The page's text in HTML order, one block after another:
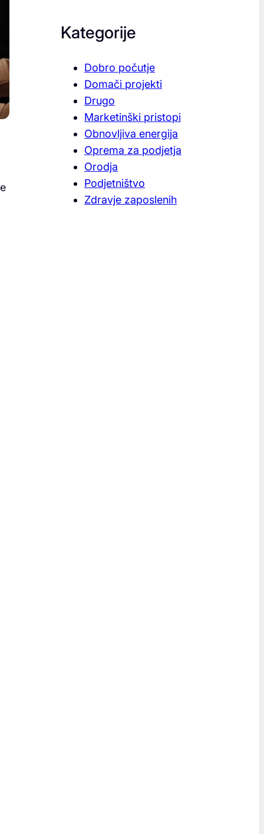
Kategorije
Dobro počutje
Domači projekti
Drugo
Marketinški pristopi
Obnovljiva energija
Oprema za podjetja
Orodja
Podjetništvo
Zdravje zaposlenih